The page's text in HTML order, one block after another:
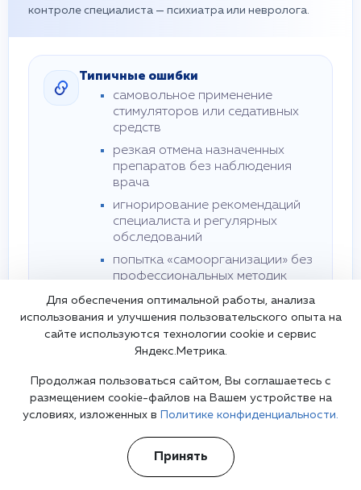
контроле специалиста — психиатра или невролога.
Типичные ошибки
самовольное применение
стимуляторов или седативных
средств
резкая отмена назначенных
препаратов без наблюдения
врача
игнорирование рекомендаций
специалиста и регулярных
обследований
попытка «самоорганизации» без
профессиональных методик
Преимущества обращения к
специалисту
точная диагностика и исключение других
психических и неврологических нарушений
индивидуальный план терапии с учетом
возраста, образа жизни и выраженности
контроль побочных эффектов и
корректировка стратегии терапии для
максимальной эффективности
Для обеспечения оптимальной работы, анализа
использования и улучшения пользовательского опыта на
сайте используются технологии cookie и сервис
Яндекс.Метрика.
Продолжая пользоваться сайтом, Вы соглашаетесь с
размещением cookie-файлов на Вашем устройстве на
условиях, изложенных в
Политике конфиденциальности.
Принять